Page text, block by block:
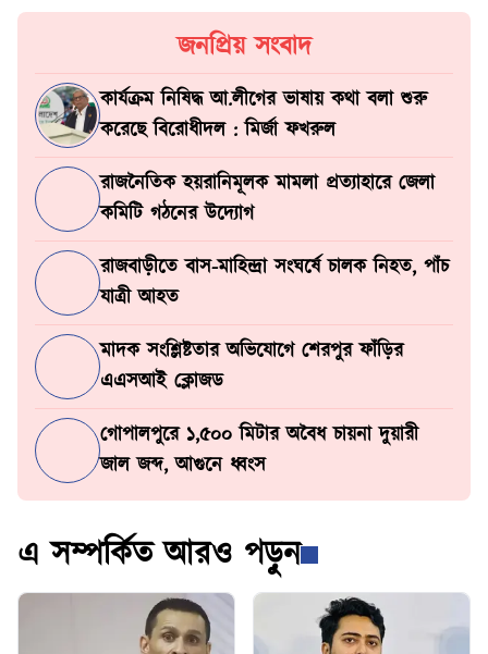
জনপ্রিয় সংবাদ
কার্যক্রম নিষিদ্ধ আ.লীগের ভাষায় কথা বলা শুরু
করেছে বিরোধীদল : মির্জা ফখরুল
রাজনৈতিক হয়রানিমূলক মামলা প্রত্যাহারে জেলা
কমিটি গঠনের উদ্যোগ
রাজবাড়ীতে বাস-মাহিন্দ্রা সংঘর্ষে চালক নিহত, পাঁচ
যাত্রী আহত
মাদক সংশ্লিষ্টতার অভিযোগে শেরপুর ফাঁড়ির
এএসআই ক্লোজড
গোপালপুরে ১,৫০০ মিটার অবৈধ চায়না দুয়ারী
জাল জব্দ, আগুনে ধ্বংস
এ সম্পর্কিত আরও পড়ুন